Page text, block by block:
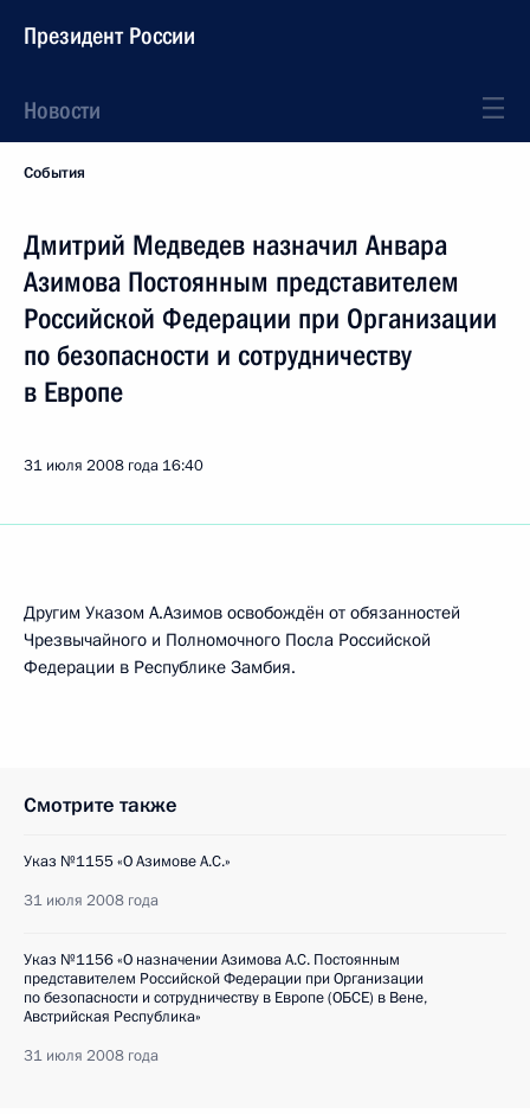
Президент России
Новости
События
Дмитрий Медведев назначил Анвара
Азимова Постоянным представителем
Российской Федерации при Организации
по безопасности и сотрудничеству
в Европе
31 июля 2008 года 16:40
Другим Указом А.Азимов освобождён от обязанностей
Чрезвычайного и Полномочного Посла Российской
Федерации в Республике Замбия.
Смотрите также
Указ №1155 «О Азимове А.С.»
31 июля 2008 года
Указ №1156 «О назначении Азимова А.С. Постоянным
представителем Российской Федерации при Организации
по безопасности и сотрудничеству в Европе (ОБСЕ) в Вене,
Австрийская Республика»
31 июля 2008 года